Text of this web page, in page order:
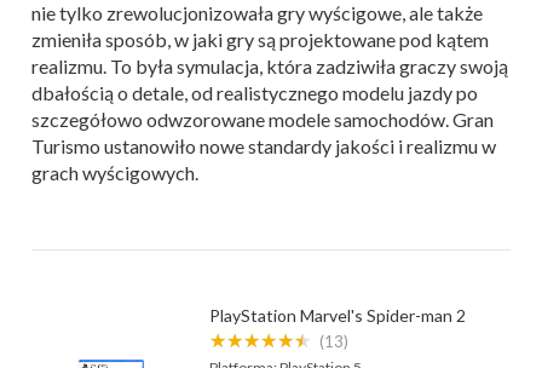
nie tylko zrewolucjonizowała gry wyścigowe, ale także
zmieniła sposób, w jaki gry są projektowane pod kątem
realizmu. To była symulacja, która zadziwiła graczy swoją
dbałością o detale, od realistycznego modelu jazdy po
szczegółowo odwzorowane modele samochodów. Gran
Turismo ustanowiło nowe standardy jakości i realizmu w
grach wyścigowych.
PlayStation Marvel's Spider-man 2
★★★★★★ (13)